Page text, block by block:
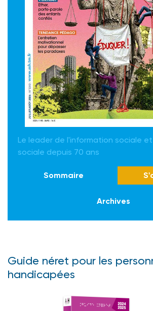
Le leader de l'information sociale
sociale depuis 70 ans
Sommaire
Archives
Guide néret pour les
handicapées